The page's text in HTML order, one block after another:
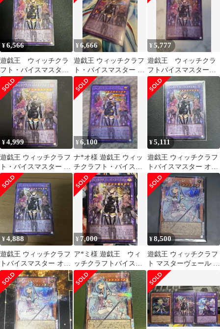
¥6,566
遊戯王 ウィッチクラ
フト・バイスマスタ
ー オーバーフレーム
シク
¥6,666
遊戯王 ウィッチクラフ
ト・バイスマスター オ
ーバーフレーム・シー
クレットレア
¥5,777
遊戯王 ウィッチクラ
フトバイスマスター
オーバーフレーム シ
ークレット
¥4,999
遊戯王 ウィッチクラフ
ト・バイスマスター オ
ーバーフレーム
¥6,100
ナ*オ様 遊戯王 ウィッ
チクラフト・バイスマ
スター オーバーフレー
ム トゥーン
¥5,111
遊戯王 ウィッチクラフ
トバイスマスター オー
バーフレーム シーク
レット オバフレ
¥4,888
遊戯王 ウィッチクラフ
トバイスマスター オー
バーフレーム シークレ
ット
¥ 7,000
ア*ミ様 遊戯王 ウィ
ッチクラフトバイスマ
スター オーバーフレ
ームシークレット
¥8,500
遊戯王 ウィッチクラフ
ト マスターヴェール オ
ーバーフレーム